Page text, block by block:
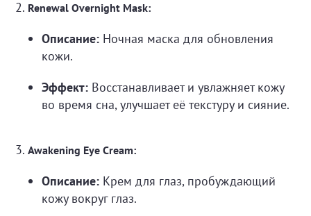
Renewal Overnight Mask:
Описание: Ночная маска для обновления
кожи.
Эффект: Восстанавливает и увлажняет кожу
во время сна, улучшает её текстуру и сияние.
Awakening Eye Cream:
Описание: Крем для глаз, пробуждающий
кожу вокруг глаз.